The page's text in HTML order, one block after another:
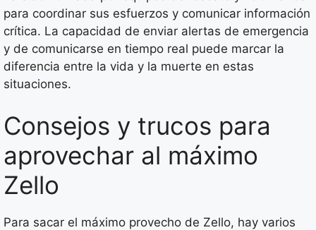
para coordinar sus esfuerzos y comunicar información
crítica. La capacidad de enviar alertas de emergencia
y de comunicarse en tiempo real puede marcar la
diferencia entre la vida y la muerte en estas
situaciones.
Consejos y trucos para
aprovechar al máximo
Zello
Para sacar el máximo provecho de Zello, hay varios